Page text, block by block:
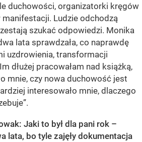
duchowości, organizatorki kręgów
Ludzie odchodzą
szukać odpowiedzi. Monika
lata sprawdzała, co naprawdę
uzdrowienia, transformacji
dłużej pracowałam nad książką,
mnie, czy nowa duchowość jest
interesowało mnie, dlaczego
Jaki to był dla pani rok –
lata, bo tyle zajęły dokumentacja